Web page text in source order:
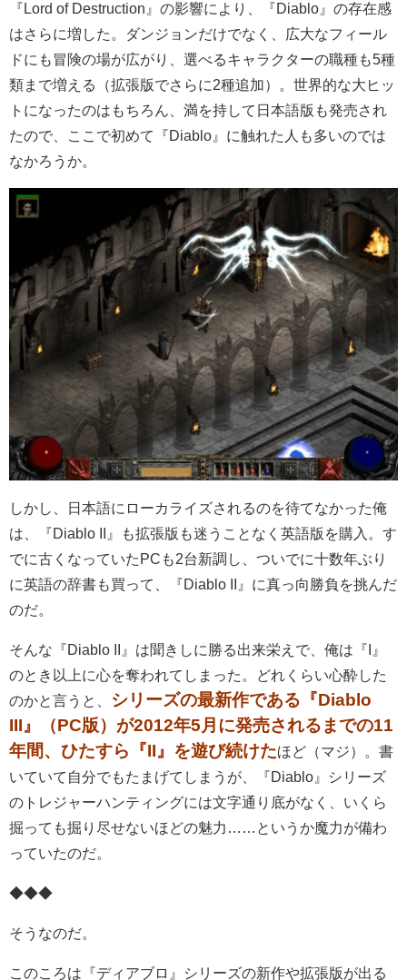
『Lord of Destruction』の影響により、『Diablo』の存在感
はさらに増した。ダンジョンだけでなく、広大なフィール
ドにも冒険の場が広がり、選べるキャラクターの職種も5種
類まで増える（拡張版でさらに2種追加）。世界的な大ヒッ
トになったのはもちろん、満を持して日本語版も発売され
たので、ここで初めて『Diablo』に触れた人も多いのでは
なかろうか。
しかし、日本語にローカライズされるのを待てなかった俺
は、『Diablo II』も拡張版も迷うことなく英語版を購入。す
でに古くなっていたPCも2台新調し、ついでに十数年ぶり
に英語の辞書も買って、『Diablo II』に真っ向勝負を挑んだ
のだ。
そんな『Diablo II』は聞きしに勝る出来栄えで、俺は『I』
のとき以上に心を奪われてしまった。どれくらい心酔した
のかと言うと、
シリーズの最新作である『Diablo
III』（PC版）が2012年5月に発売されるまでの11
年間、ひたすら『II』を遊び続けたほど（マジ）。書
いていて自分でもたまげてしまうが、『Diablo』シリーズ
のトレジャーハンティングには文字通り底がなく、いくら
掘っても掘り尽せないほどの魅力……というか魔力が備わ
っていたのだ。
◆◆◆
そうなのだ。
このころは『ディアブロ』シリーズの新作や拡張版が出る